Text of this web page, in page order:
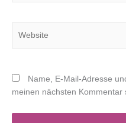
Name, E-Mail-Adresse
meinen nächsten Kommentar